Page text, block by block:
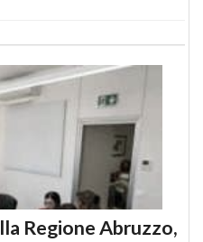
Regione Abruzzo,